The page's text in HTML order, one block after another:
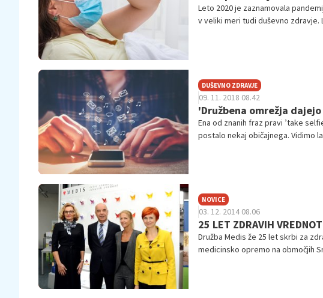
Leto 2020 je zaznamovala
v veliki meri tudi duševno
DUŠEVNO ZDRAVJE
09. 11. 2018 08.42
'Družbena omrežja
Ena od znanih fraz pravi ’take
postalo nekaj običajnega. Vidimo
NOVICE
03. 12. 2014 08.06
25 LET ZDRAVIH VREDNOT
Družba Medis že 25 let skrbi za
medicinsko opremo na območjih